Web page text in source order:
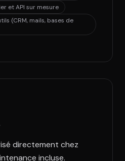
et API sur mesure
(CRM, mails, bases de
directement chez
incluse.